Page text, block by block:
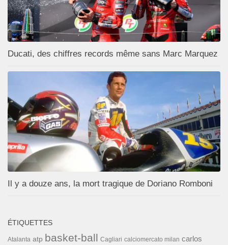
Ducati, des chiffres records même sans Marc Marquez
Il y a douze ans, la mort tragique de Doriano Romboni
ÉTIQUETTES
Atalanta atp basket-ball Cagliari calciomercato milan carlos